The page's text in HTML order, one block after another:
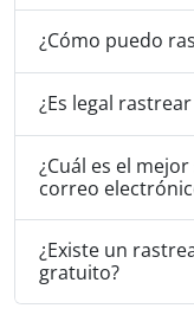
¿Cómo puedo
¿Es legal
¿Cuál es el
correo
¿Existe un
gratuito?